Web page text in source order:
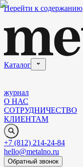
Перейти к содержанию
Каталог
журнал
О НАС
СОТРУДНИЧЕСТВО
КЛИЕНТАМ
+7 (812) 214-24-84
hello@metalno.ru
Обратный звонок